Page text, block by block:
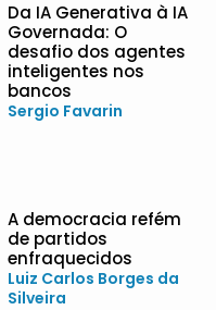
Da IA Generativa à IA
Governada: O
desafio dos agentes
inteligentes nos
bancos
Sergio Favarin
A democracia refém
de partidos
enfraquecidos
Luiz Carlos Borges da
Silveira